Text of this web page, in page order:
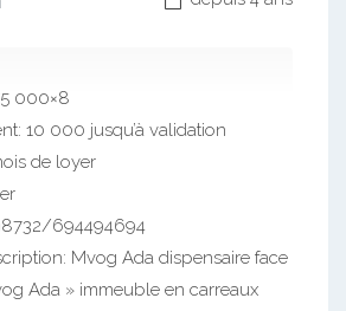
000×8
10 000 jusqu’à validation
de loyer
694494694
Mvog Ada dispensaire face
Ada » immeuble en carreaux